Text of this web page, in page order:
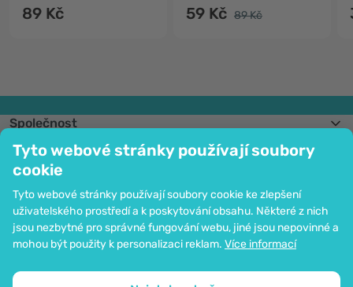
Tyto webové stránky používají soubory
cookie
Tyto webové stránky používají soubory cookie ke zlepšení
uživatelského prostředí a k poskytování obsahu. Některé z nich
jsou nezbytné pro správné fungování webu, jiné jsou nepovinné a
mohou být použity k personalizaci reklam. Více informací
89 Kč 59 Kč 89 Kč
Společnost
Informace
Připojte se k nám
Pomoc a objednávky
Možnost platby kartou. Ochrana osobních údajů zaručena pomocí šifrování
SSL.
Mapa stránek